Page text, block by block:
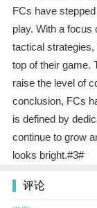
FCs have
play. With a focus
tactical
top of their game.
raise the level of
conclusion, FCs
is defined by
continue to grow
looks bright.#3#
评论